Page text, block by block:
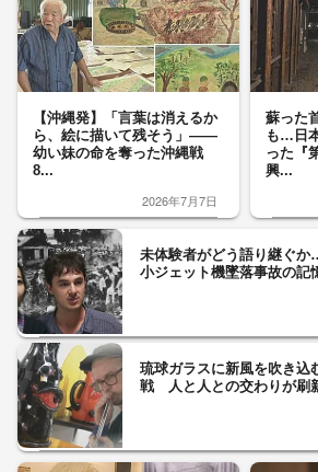
【沖縄発】「言葉は消えるか
ら、絵に描いて残そう」――
幼い妹の命を奪った沖縄戦
8...
2026年7月7日
蘇った
も…日
った『
興...
未体験者がどう語り継ぐ
小ジェット機墜落事故の記
琉球ガラスに新風を吹き込
戦 人と人との交わりが刷